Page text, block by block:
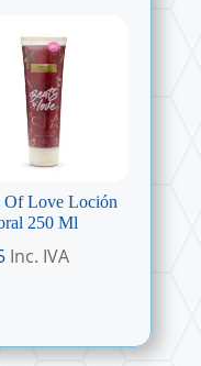
Of Love Loción
250 Ml
Inc. IVA